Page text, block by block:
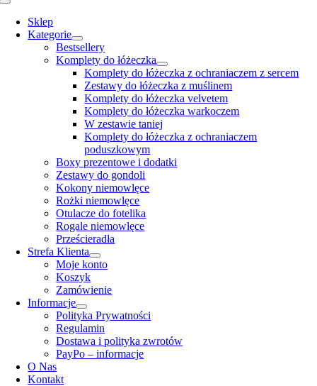
Toggle
Navigation
Sklep
Kategorie
Bestsellery
Komplety do łóżeczka
Komplety do łóżeczka z ochraniaczem z sercem
Zestawy do łóżeczka z muślinem
Komplety do łóżeczka velvetem
Komplety do łóżeczka warkoczem
W zestawie taniej
Komplety do łóżeczka z ochraniaczem
poduszkowym
Boxy prezentowe i dodatki
Zestawy do gondoli
Kokony niemowlęce
Rożki niemowlęce
Otulacze do fotelika
Rogale niemowlęce
Prześcieradła
Strefa Klienta
Moje konto
Koszyk
Zamówienie
Informacje
Polityka Prywatności
Regulamin
Dostawa i polityka zwrotów
PayPo – informacje
O Nas
Kontakt